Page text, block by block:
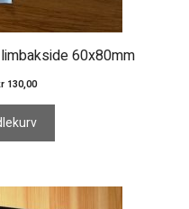
60x80mm
130,00